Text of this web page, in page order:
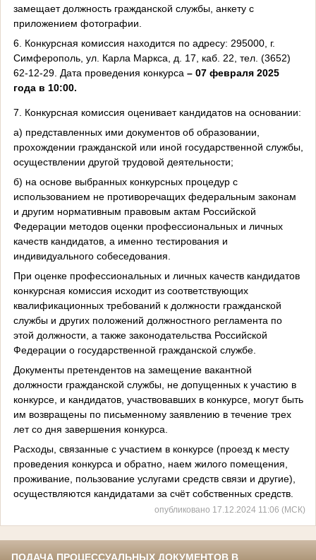
замещает должность гражданской службы, анкету с
приложением фотографии.
6. Конкурсная комиссия находится по адресу: 295000, г.
Симферополь, ул. Карла Маркса, д. 17, каб. 22, тел. (3652)
62-12-29. Дата проведения конкурса – 07 февраля 2025
года в 10:00.
7. Конкурсная комиссия оценивает кандидатов на основании:
а) представленных ими документов об образовании,
прохождении гражданской или иной государственной службы,
осуществлении другой трудовой деятельности;
б) на основе выбранных конкурсных процедур с
использованием не противоречащих федеральным законам
и другим нормативным правовым актам Российской
Федерации методов оценки профессиональных и личных
качеств кандидатов, а именно тестирования и
индивидуального собеседования.
При оценке профессиональных и личных качеств кандидатов
конкурсная комиссия исходит из соответствующих
квалификационных требований к должности гражданской
службы и других положений должностного регламента по
этой должности, а также законодательства Российской
Федерации о государственной гражданской службе.
Документы претендентов на замещение вакантной
должности гражданской службы, не допущенных к участию в
конкурсе, и кандидатов, участвовавших в конкурсе, могут быть
им возвращены по письменному заявлению в течение трех
лет со дня завершения конкурса.
Расходы, связанные с участием в конкурсе (проезд к месту
проведения конкурса и обратно, наем жилого помещения,
проживание, пользование услугами средств связи и другие),
осуществляются кандидатами за счёт собственных средств.
опубликовано 17.12.2024 11:06 (МСК)
ПОДАЧА ПРОЦЕССУАЛЬНЫХ ДОКУМЕНТОВ В